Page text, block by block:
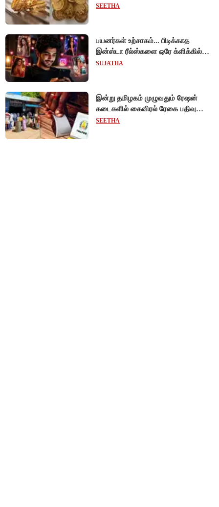
SEETHA
பயனர்கள் உற்சாகம்... பிடிக்காத
இன்ஸ்டா ரீல்ஸ்களை ஒரே க்ளிக்கில்
மாற்றியமைக்கலாம்!
SUJATHA
இன்று தமிழகம் முழுவதும் ரேஷன்
கடைகளில் கைவிரல் ரேகை பதிவு
சிறப்பு முகாம்!
SEETHA